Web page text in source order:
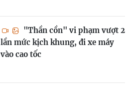
"Thần cồn" vi phạm vượt 2
lần mức kịch khung, đi xe máy
vào cao tốc